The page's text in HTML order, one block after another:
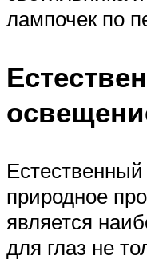
лампочек по
природное
является
для глаз не